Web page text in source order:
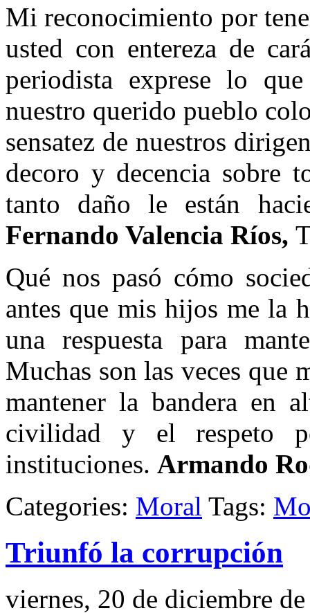
Mi reconocimiento por
usted con entereza de
periodista exprese lo
nuestro querido pueblo
sensatez de nuestros
decoro y decencia sobre
tanto daño le están
Fernando Valencia Ríos,
Qué nos pasó cómo
antes que mis hijos me la
una respuesta para
Muchas son las veces que
mantener la bandera en
civilidad y el respeto
instituciones. Armando
Categories: Moral Tags:
Triunfó la corrupción
viernes, 20 de diciembre